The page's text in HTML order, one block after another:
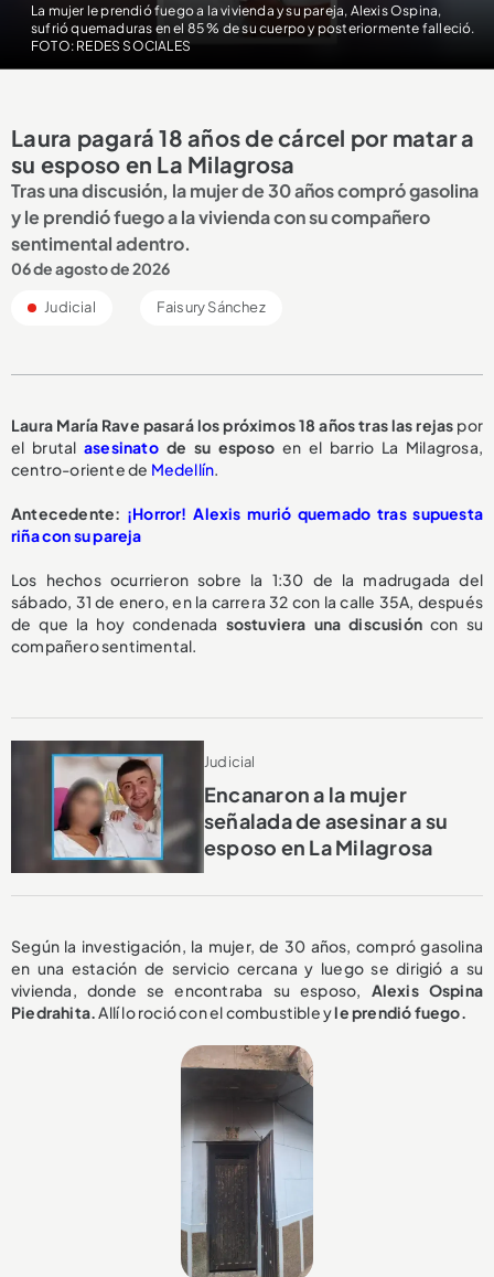
La mujer le prendió fuego a la vivienda y su pareja, Alexis Ospina,
sufrió quemaduras en el 85 % de su cuerpo y posteriormente falleció.
FOTO: REDES SOCIALES
Laura pagará 18 años de cárcel por matar a
su esposo en La Milagrosa
Tras una discusión, la mujer de 30 años compró gasolina
y le prendió fuego a la vivienda con su compañero
sentimental adentro.
06 de agosto de 2026
Judicial Faisury Sánchez
Laura María Rave pasará lospróximos 18 añostras las rejas por
el brutalasesinatode su esposo en el barrio La Milagrosa,
centro-oriente de Medellín.
Antecedente: ¡Horror! Alexis murió quemado tras supuesta
riña con su pareja
Los hechos ocurrieron sobre la 1:30 de la madrugada del
sábado, 31 de enero, en la carrera 32 con la calle 35A, después
de que la hoy condenada sostuviera una discusión con su
compañero sentimental.
Judicial
Encanaron a la mujer
señalada de asesinar a su
esposo en La Milagrosa
Según la investigación, la mujer, de 30 años, compró gasolina
en una estación de servicio cercana y luego se dirigió a su
vivienda, donde se encontraba su esposo, Alexis Ospina
Piedrahita.Allí lo roció con el combustible yle prendió fuego.